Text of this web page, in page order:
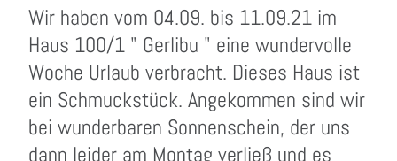
Wir haben vom 04.09. bis 11.09.21 im
Haus 100/1 " Gerlibu " eine wundervolle
Woche Urlaub verbracht. Dieses Haus ist
ein Schmuckstück. Angekommen sind wir
bei wunderbaren Sonnenschein, der uns
dann leider am Montag verließ und es